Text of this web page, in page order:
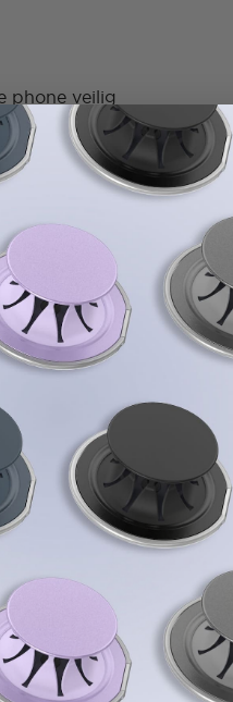
phone veilig